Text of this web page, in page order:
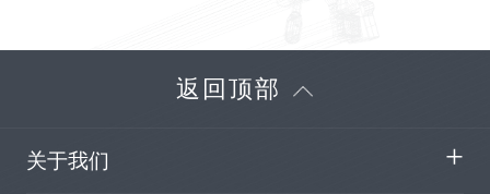
返回顶部
关于我们